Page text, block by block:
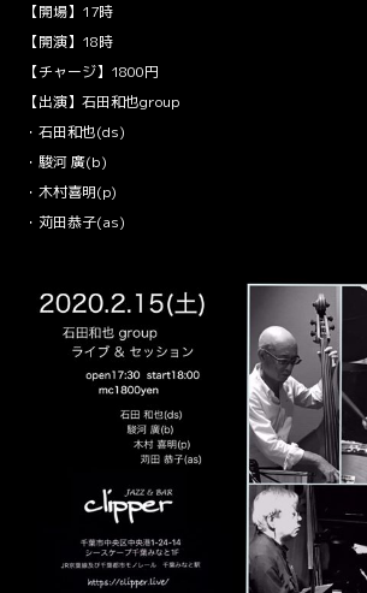
【開場】17時
【開演】18時
【チャージ】1800円
【出演】石田和也group
・石田和也(ds)
・駿河 廣(b)
・木村喜明(p)
・苅田恭子(as)